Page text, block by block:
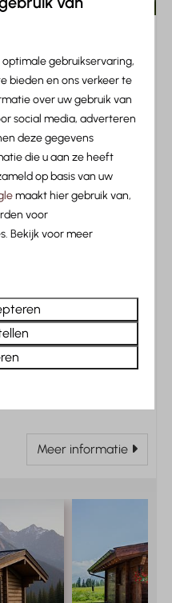
Leutasch. Kom heerlijk
Meer informatie
gebruikservaring,
bieden en ons verkeer te
over uw gebruik van
social media, adverteren
deze gegevens
die u aan ze heeft
op basis van uw
maakt hier gebruik van,
voor
Bekijk voor meer